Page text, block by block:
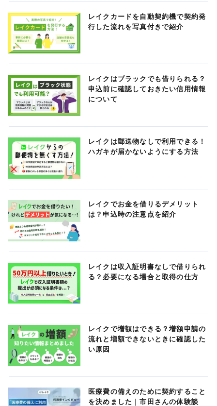
レイクカードを自動契約機で契約発
行した流れを写真付きで紹介
レイクはブラックでも借りられる？
申込前に確認しておきたい信用情報
について
レイクは郵送物なしで利用できる！
ハガキが届かないようにする方法
レイクでお金を借りるデメリット
は？申込時の注意点を紹介
レイクは収入証明書なしで借りられ
る？必要になる場合と取得の仕方
レイクで増額はできる？増額申請の
流れと増額できないときに確認した
い原因
医療費の備えのために契約すること
を決めました｜市田さんの体験談